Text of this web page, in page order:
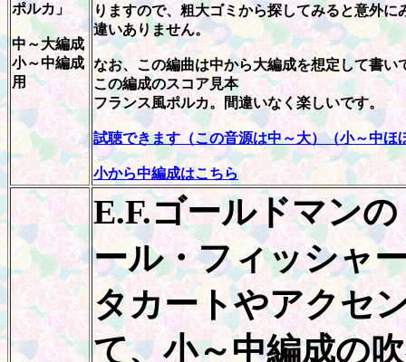
ポルカ」
中～大編成
小～中編成
用
りますので、粗大ゴミから探してみると意外
違いありません。
なお、この編曲は中から大編成を想定して書
この編成のスコア見本
フランス風ポルカ。間違いなく楽しいです。
試聴できます（この音源は中～大）（小～中ほ
小から中編成はこちら
E.F.ゴールドマン
ール・フィッシャ
タカートやアクセ
て、小～中編成の